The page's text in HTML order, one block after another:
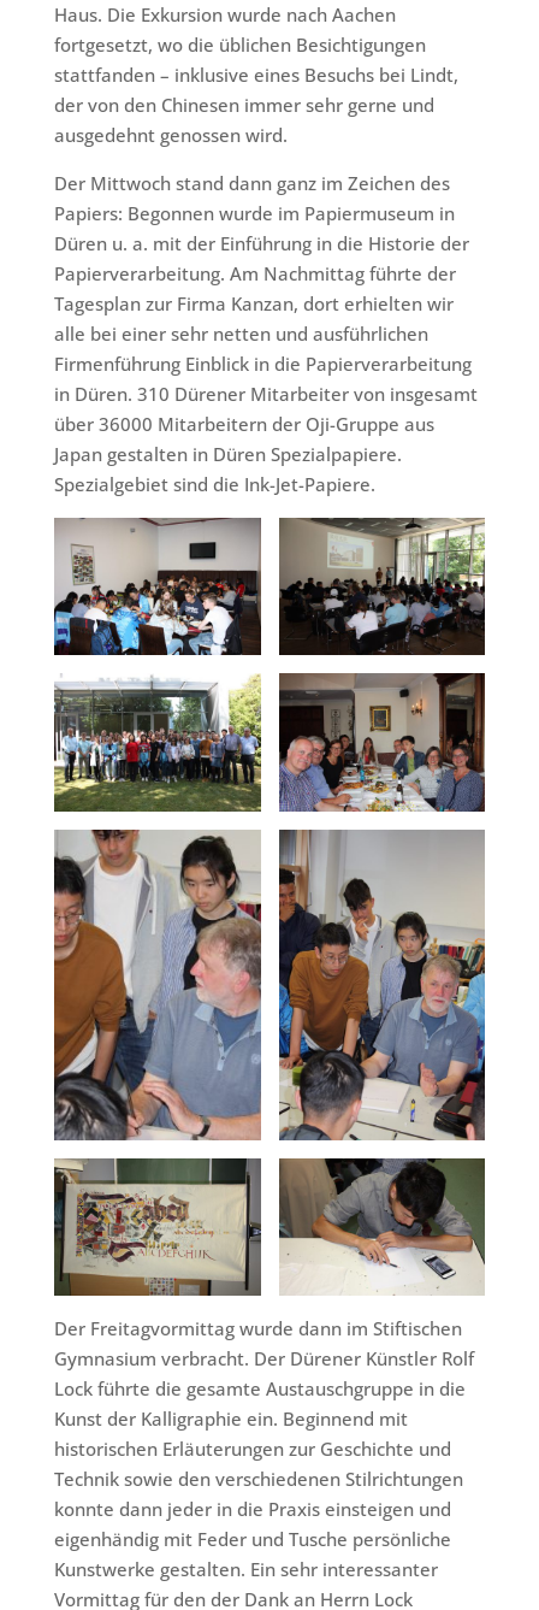
Haus. Die Exkursion wurde nach Aachen
fortgesetzt, wo die üblichen Besichtigungen
stattfanden – inklusive eines Besuchs bei Lindt,
der von den Chinesen immer sehr gerne und
ausgedehnt genossen wird.
Der Mittwoch stand dann ganz im Zeichen des
Papiers: Begonnen wurde im Papiermuseum in
Düren u. a. mit der Einführung in die Historie der
Papierverarbeitung. Am Nachmittag führte der
Tagesplan zur Firma Kanzan, dort erhielten wir
alle bei einer sehr netten und ausführlichen
Firmenführung Einblick in die Papierverarbeitung
in Düren. 310 Dürener Mitarbeiter von insgesamt
über 36000 Mitarbeitern der Oji-Gruppe aus
Japan gestalten in Düren Spezialpapiere.
Spezialgebiet sind die Ink-Jet-Papiere.
Der Freitagvormittag wurde dann im Stiftischen
Gymnasium verbracht. Der Dürener Künstler Rolf
Lock führte die gesamte Austauschgruppe in die
Kunst der Kalligraphie ein. Beginnend mit
historischen Erläuterungen zur Geschichte und
Technik sowie den verschiedenen Stilrichtungen
konnte dann jeder in die Praxis einsteigen und
eigenhändig mit Feder und Tusche persönliche
Kunstwerke gestalten. Ein sehr interessanter
Vormittag für den der Dank an Herrn Lock